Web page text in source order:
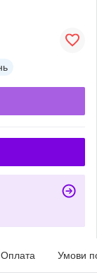
Оплата Умови